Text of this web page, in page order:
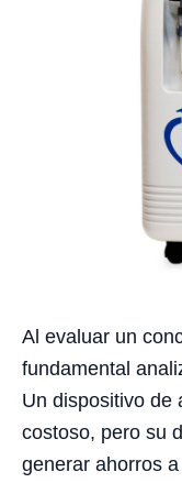
Al evaluar un
fundamental
Un dispositivo de
costoso, pero su
generar ahorros